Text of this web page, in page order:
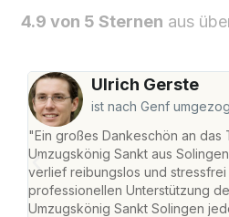
4.9 von 5 Sternen aus
Ulrich Gerste
ist nach Genf
"Ein großes Dankeschön an das
Umzugskönig Sankt aus
verlief reibungslos und
professionellen Unterstützung
Umzugskönig Sankt Solingen